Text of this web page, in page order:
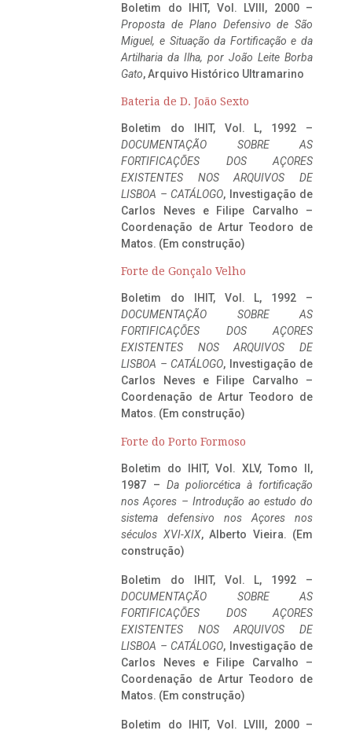
Boletim do IHIT, Vol. LVIII, 2000 –
Proposta de Plano Defensivo de São
Miguel, e Situação da Fortificação e da
Artilharia da Ilha, por João Leite Borba
Gato, Arquivo Histórico Ultramarino
Bateria de D. João Sexto
Boletim do IHIT, Vol. L, 1992 –
DOCUMENTAÇÃO SOBRE AS
FORTIFICAÇÕES DOS AÇORES
EXISTENTES NOS ARQUIVOS DE
LISBOA – CATÁLOGO, Investigação de
Carlos Neves e Filipe Carvalho –
Coordenação de Artur Teodoro de
Matos. (Em construção)
Forte de Gonçalo Velho
Boletim do IHIT, Vol. L, 1992 –
DOCUMENTAÇÃO SOBRE AS
FORTIFICAÇÕES DOS AÇORES
EXISTENTES NOS ARQUIVOS DE
LISBOA – CATÁLOGO, Investigação de
Carlos Neves e Filipe Carvalho –
Coordenação de Artur Teodoro de
Matos. (Em construção)
Forte do Porto Formoso
Boletim do IHIT, Vol. XLV, Tomo II,
1987 – Da poliorcética à fortificação
nos Açores – Introdução ao estudo do
sistema defensivo nos Açores nos
séculos XVI-XIX, Alberto Vieira. (Em
construção)
Boletim do IHIT, Vol. L, 1992 –
DOCUMENTAÇÃO SOBRE AS
FORTIFICAÇÕES DOS AÇORES
EXISTENTES NOS ARQUIVOS DE
LISBOA – CATÁLOGO, Investigação de
Carlos Neves e Filipe Carvalho –
Coordenação de Artur Teodoro de
Matos. (Em construção)
Boletim do IHIT, Vol. LVIII, 2000 –